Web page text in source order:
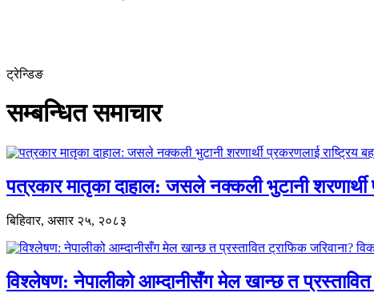
ट्रेन्डिङ
सम्बन्धित समाचार
पत्रकार मातृका दाहाल: जसले नक्कली भुटानी
बिहिवार, असार २५, २०८३
विश्लेषण: नेपालीको आम्दानीसँग मेल खान्छ त